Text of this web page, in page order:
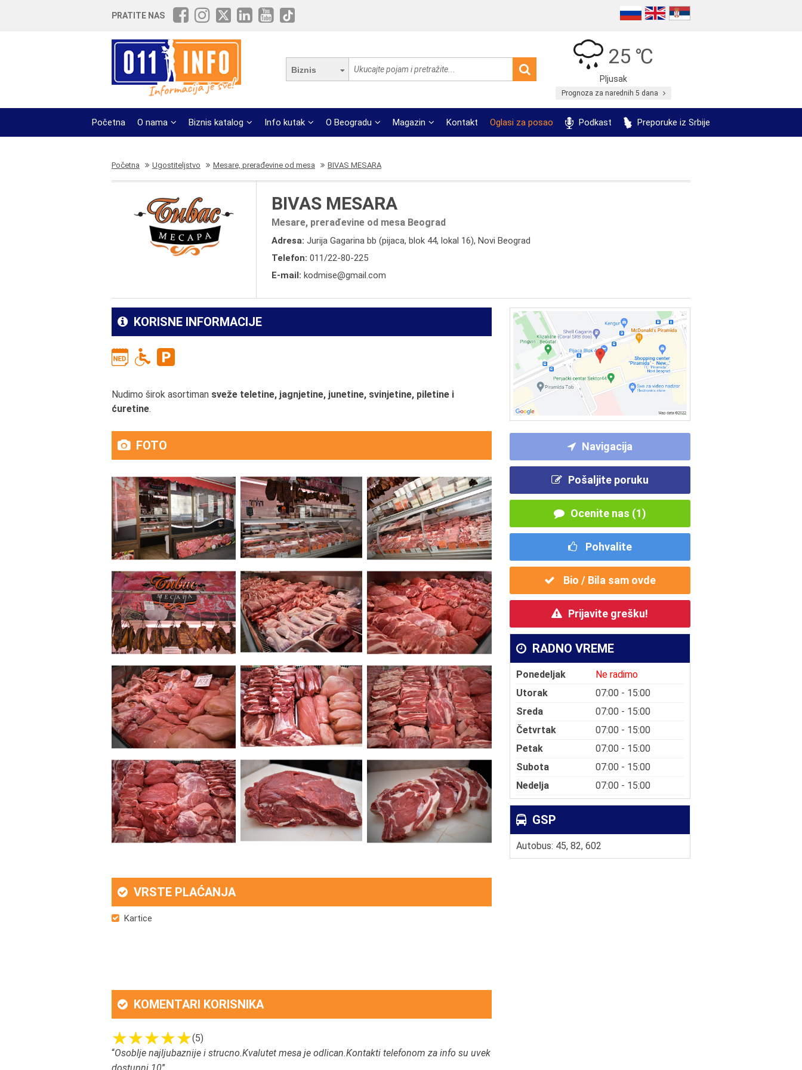
PRATITE NAS
Biznis
25 ℃
Pljusak
Prognoza za narednih 5 dana
Početna O nama Biznis katalog Info kutak O Beogradu Magazin Kontakt Oglasi za posao Podkast Preporuke iz Srbije
Početna Ugostiteljstvo Mesare, prerađevine od mesa BIVAS MESARA
BIVAS MESARA
Mesare, prerađevine od mesa Beograd
Adresa: Jurija Gagarina bb (pijaca, blok 44, lokal 16), Novi Beograd
Telefon: 011/22-80-225
E-mail: kodmise@gmail.com
Navigacija
Pošaljite poruku
Ocenite nas (1)
Pohvalite
Bio / Bila sam ovde
Prijavite grešku!
RADNO VREME
Ponedeljak
Ne radimo
Utorak
07:00 - 15:00
Sreda
07:00 - 15:00
Četvrtak
07:00 - 15:00
Petak
07:00 - 15:00
Subota
07:00 - 15:00
Nedelja
07:00 - 15:00
GSP
Autobus: 45, 82, 602
KORISNE INFORMACIJE
Nudimo širok asortiman sveže teletine, jagnjetine, junetine, svinjetine, piletine i
ćuretine.
FOTO
VRSTE PLAĆANJA
Kartice
KOMENTARI KORISNIKA
(5)
“Osoblje najljubaznije i strucno.Kvalutet mesa je odlican.Kontakti telefonom za info su uvek